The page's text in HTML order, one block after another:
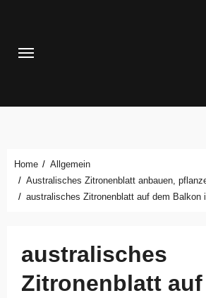
springen
Home
Allgemein
Australisches Zitronenblatt anbauen,
australisches Zitronenblatt auf dem Balkon
australisches
Zitronenblatt auf